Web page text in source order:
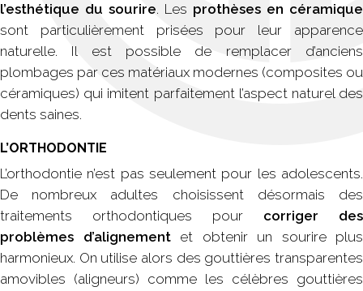
l’esthétique du sourire. Les prothèses en céramique
sont particulièrement prisées pour leur apparence
naturelle. Il est possible de remplacer d’anciens
plombages par ces matériaux modernes (composites ou
céramiques) qui imitent parfaitement l’aspect naturel des
dents saines.
L’ORTHODONTIE
L’orthodontie n’est pas seulement pour les adolescents.
De nombreux adultes choisissent désormais des
traitements orthodontiques pour corriger des
problèmes d’alignementet obtenir un sourire plus
harmonieux. On utilise alors des gouttières transparentes
amovibles (aligneurs) comme les célèbres gouttières